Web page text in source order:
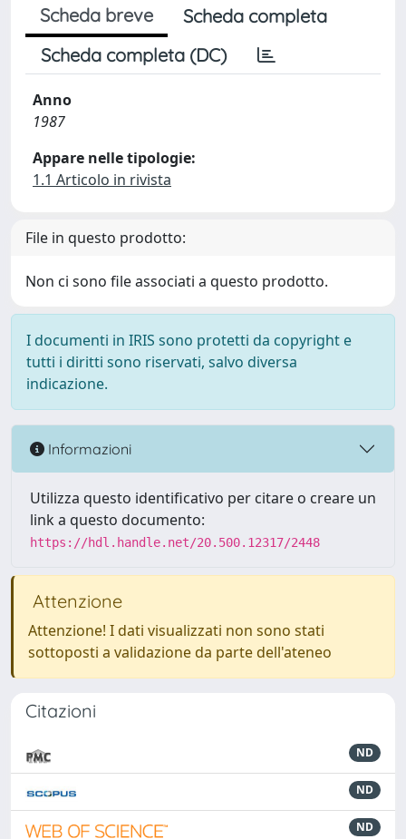
Scheda breve
Scheda completa
Scheda completa (DC)
Anno
1987
Appare nelle tipologie:
1.1 Articolo in rivista
File in questo prodotto:
Non ci sono file associati a questo prodotto.
I documenti in IRIS sono protetti da copyright e
tutti i diritti sono riservati, salvo diversa
indicazione.
Informazioni
Utilizza questo identificativo per citare o creare un
link a questo documento:
https://hdl.handle.net/20.500.12317/2448
Attenzione
Attenzione! I dati visualizzati non sono stati
sottoposti a validazione da parte dell'ateneo
Citazioni
ND
ND
ND